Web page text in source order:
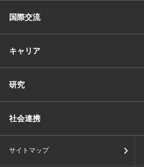
国際交流
キャリア
研究
社会連携
サイトマップ